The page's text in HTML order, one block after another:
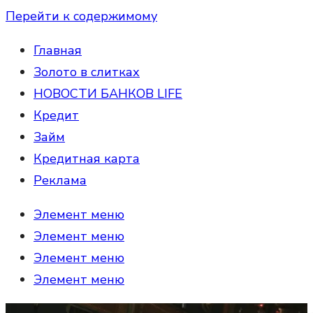
Перейти к содержимому
Главная
Золото в слитках
НОВОСТИ БАНКОВ LIFE
Кредит
Займ
Кредитная карта
Реклама
Элемент меню
Элемент меню
Элемент меню
Элемент меню